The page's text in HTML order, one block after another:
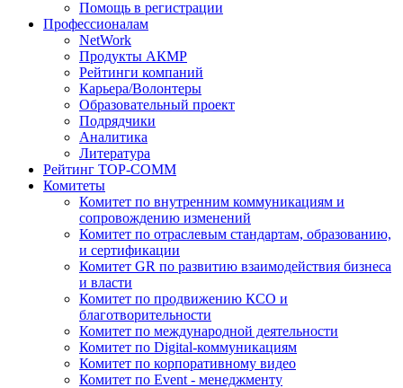
Помощь в регистрации
Профессионалам
NetWork
Продукты АКМР
Рейтинги компаний
Карьера/Волонтеры
Образовательный проект
Подрядчики
Аналитика
Литература
Рейтинг TOP-COMM
Комитеты
Комитет по внутренним коммуникациям и
сопровождению изменений
Комитет по отраслевым стандартам, образованию,
и сертификации
Комитет GR по развитию взаимодействия бизнеса
и власти
Комитет по продвижению КСО и
благотворительности
Комитет по международной деятельности
Комитет по Digital-коммуникациям
Комитет по корпоративному видео
Комитет по Event - менеджменту